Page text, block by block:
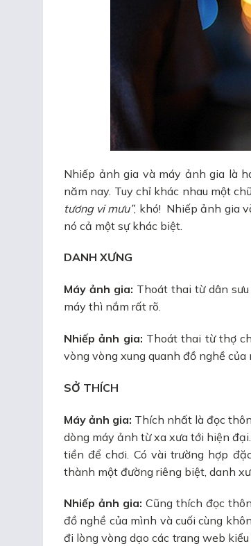
Nhiếp ảnh gia và máy ảnh gia là
năm nay. Tuy chỉ khác nhau một
tương vi mưu”, khó! Nhiếp ảnh gia
nó cả một sự khác biệt.
DANH XƯNG
Máy ảnh gia: Thoát thai từ dân
máy thì nắm rất rõ.
Nhiếp ảnh gia: Thoát thai từ thợ
vòng vòng xung quanh đồ nghề của
SỞ THÍCH
Máy ảnh gia: Thích nhất là đọc
dòng máy ảnh từ xa xưa tới hiện
tiền để chơi. Có vài trường hợp
thành một đường riêng biệt, danh
Nhiếp ảnh gia: Cũng thích đọc
đồ nghề của mình và cuối cùng
đi lòng vòng dạo các trang web